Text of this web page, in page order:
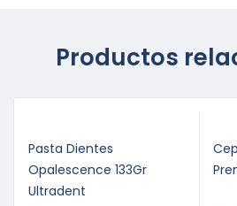
Productos
Pasta Dientes
Opalescence 133Gr
Ultradent